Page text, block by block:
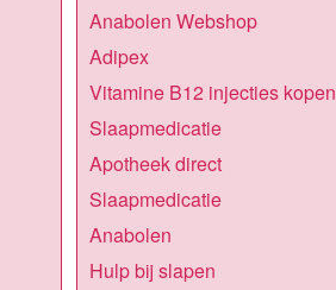
Anabolen Webshop
Adipex
Vitamine B12 injecties kopen
Slaapmedicatie
Apotheek direct
Slaapmedicatie
Anabolen
Hulp bij slapen